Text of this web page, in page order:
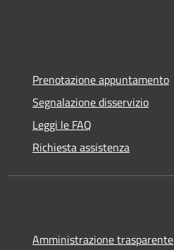
Prenotazione appuntamento
Segnalazione disservizio
Leggi le FAQ
Richiesta assistenza
Amministrazione trasparente